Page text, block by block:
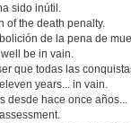
sido inútil.
of the death penalty.
de la pena de
be in vain.
que todas las
years... in vain.
desde hace once años...